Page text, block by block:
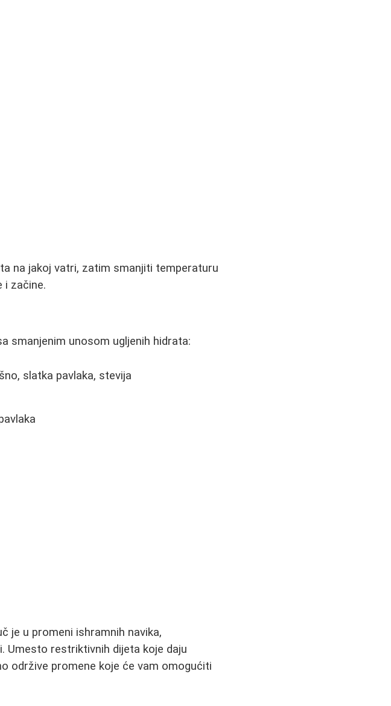
na jakoj vatri, zatim smanjiti temperaturu
i začine.
smanjenim unosom ugljenih hidrata:
slatka pavlaka, stevija
je u promeni ishramnih navika,
Umesto restriktivnih dijeta koje daju
održive promene koje će vam omogućiti